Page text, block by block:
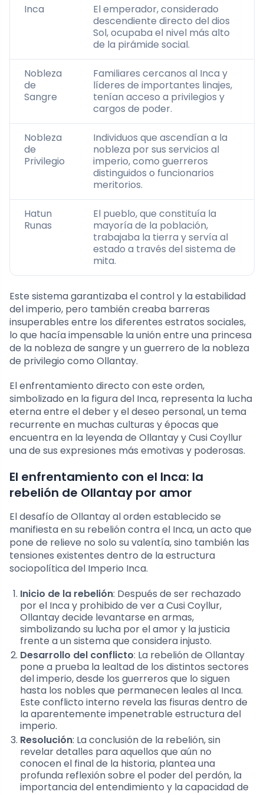
Inca
El emperador, considerado
descendiente directo del dios
Sol, ocupaba el nivel más alto
de la pirámide social.
Nobleza
de
Sangre
Familiares cercanos al Inca y
líderes de importantes linajes,
tenían acceso a privilegios y
cargos de poder.
Nobleza
de
Privilegio
Individuos que ascendían a la
nobleza por sus servicios al
imperio, como guerreros
distinguidos o funcionarios
meritorios.
Hatun
Runas
El pueblo, que constituía la
mayoría de la población,
trabajaba la tierra y servía al
estado a través del sistema de
mita.
Este sistema garantizaba el control y la estabilidad
del imperio, pero también creaba barreras
insuperables entre los diferentes estratos sociales,
lo que hacía impensable la unión entre una princesa
de la nobleza de sangre y un guerrero de la nobleza
de privilegio como Ollantay.
El enfrentamiento directo con este orden,
simbolizado en la figura del Inca, representa la lucha
eterna entre el deber y el deseo personal, un tema
recurrente en muchas culturas y épocas que
encuentra en la leyenda de Ollantay y Cusi Coyllur
una de sus expresiones más emotivas y poderosas.
El enfrentamiento con el Inca: la
rebelión de Ollantay por amor
El desafío de Ollantay al orden establecido se
manifiesta en su rebelión contra el Inca, un acto que
pone de relieve no solo su valentía, sino también las
tensiones existentes dentro de la estructura
sociopolítica del Imperio Inca.
Inicio de la rebelión: Después de ser rechazado
por el Inca y prohibido de ver a Cusi Coyllur,
Ollantay decide levantarse en armas,
simbolizando su lucha por el amor y la justicia
frente a un sistema que considera injusto.
Desarrollo del conflicto: La rebelión de Ollantay
pone a prueba la lealtad de los distintos sectores
del imperio, desde los guerreros que lo siguen
hasta los nobles que permanecen leales al Inca.
Este conflicto interno revela las fisuras dentro de
la aparentemente impenetrable estructura del
imperio.
Resolución: La conclusión de la rebelión, sin
revelar detalles para aquellos que aún no
conocen el final de la historia, plantea una
profunda reflexión sobre el poder del perdón, la
importancia del entendimiento y la capacidad de